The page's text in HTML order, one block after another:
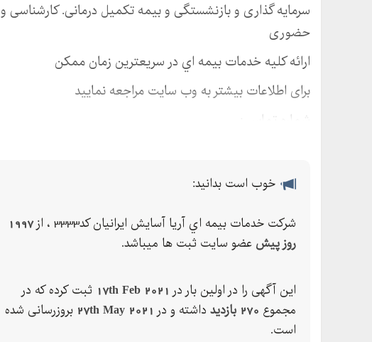
سرمایه گذاری و بازنشستگی و بیمه تکمیل درمانی. کارشناسی
حضوری
ارائه كليه خدمات بيمه اي در سريعترين زمان ممكن
برای اطلاعات بیشتر به وب سایت مراجعه نمایید
شماره تماس :
خوب است بدانید:
شركت خدمات بيمه اي آريا آسايش ايرانيان كد3333 ، از
1997
روز پیش عضو سایت ثبت ها میباشد.
این آگهی را در اولین بار در 17th Feb 2021 ثبت کرده که در
مجموع 270 بازدید داشته و در 27th May 2021 بروزرسانی شده
است.